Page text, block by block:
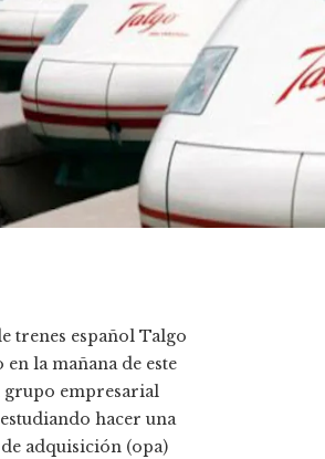
trenes español Talgo
la mañana de este
grupo empresarial
hacer una
adquisición (opa)